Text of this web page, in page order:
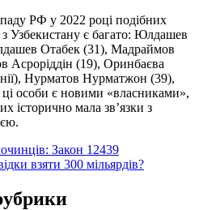
РФ у 2022 році подібних
з Узбекистану є багато: Юлдашев
Отабек (31), Мадраймов
Асроріддін (19), Оринбаєва
Нурматов Нурматжон (39),
особи є новими «власниками»,
історично мала звʼязки з
Закон 12439
взяти 300 мільярдів?